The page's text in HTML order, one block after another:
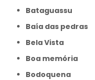
Bataguassu
Baía das pedras
Bela Vista
Boa memória
Bodoquena